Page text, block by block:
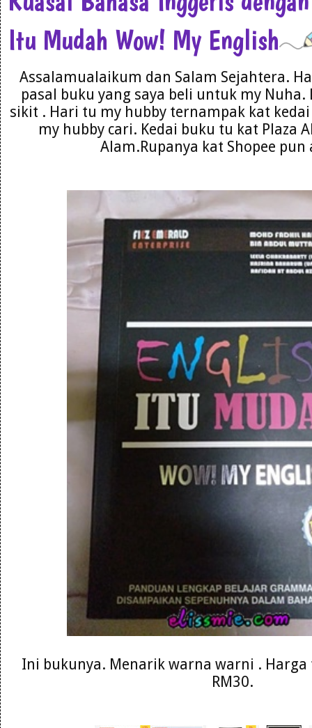
Itu Mudah Wow! My English
Assalamualaikum dan Salam Sejahtera.
pasal buku yang saya beli untuk my
sikit . Hari tu my hubby ternampak kat
my hubby cari. Kedai buku tu kat Plaza
Alam.Rupanya kat Shopee pun
Ini bukunya. Menarik warna warni .
RM30.